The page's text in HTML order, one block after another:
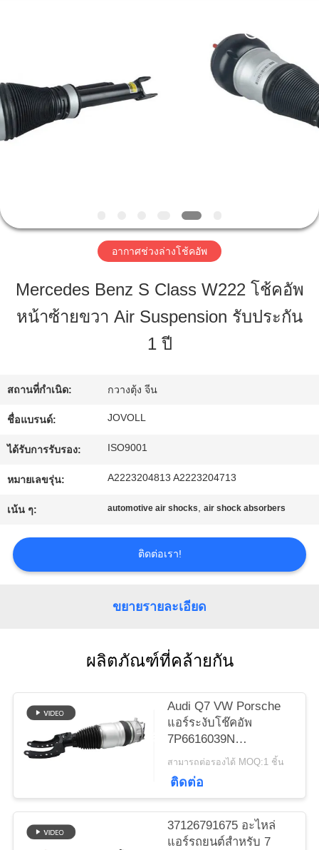
บ้าน
สินค้า
อาร์
เกี่ยว
ทัวร์
โรงงาน
ควบคุม
คุณภาพ
ข่าว
คดี
แผนผัง
เว็บไซต์
Rights
Reserved.
อากาศช่วงล่างโช้คอัพ
Mercedes Benz S Class W222 โช้คอัพ
หน้าซ้ายขวา Air Suspension รับประกัน
1 ปี
สถานที่กำเนิด: กวางตุ้ง จีน
ชื่อแบรนด์: JOVOLL
ได้รับการรับรอง: ISO9001
หมายเลขรุ่น: A2223204813 A2223204713
เน้น ๆ: automotive air shocks,air shock absorbers
ติดต่อเรา!
ขยายรายละเอียด
ผลิตภัณฑ์ที่คล้ายกัน
Audi Q7 VW Porsche
แอร์ระงับโช๊คอัพ
7P6616039N
7P6616040N
สามารถต่อรองได้ MOQ:1 ชิ้น
ติดต่อ
37126791675 อะไหล่
แอร์รถยนต์สำหรับ 7